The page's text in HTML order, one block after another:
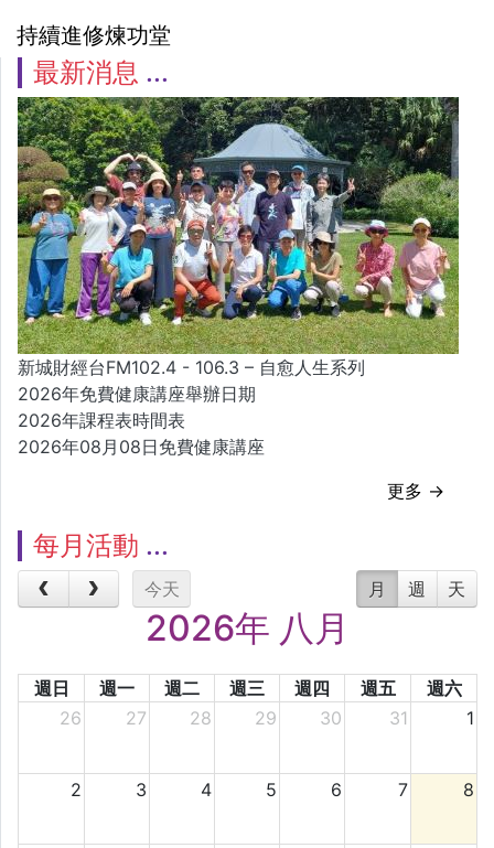
持續進修煉功堂
最新消息
新城財經台FM102.4 - 106.3 – 自愈人生系列
2026年免費健康講座舉辦日期
2026年課程表時間表
2026年08月08日免費健康講座
更多 →
每月活動
今天 月 週 天
2026年 八月
週日 週一 週二 週三 週四 週五
週六
26
27 28 29 30 31 1
2 3 4 5 6 7 8